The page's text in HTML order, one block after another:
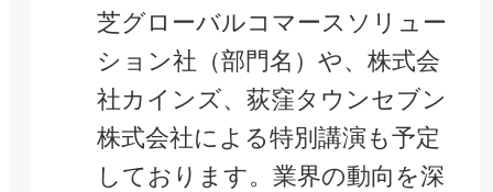
芝グローバルコマースソリュー
ション社（部門名）や、株式会
社カインズ、荻窪タウンセブン
株式会社による特別講演も予定
しております。業界の動向を深